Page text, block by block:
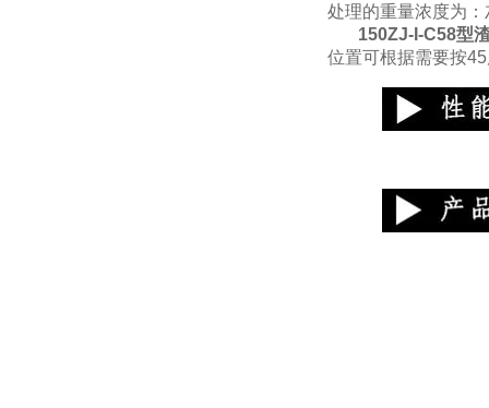
处理的重量浓度为
150ZJ-I-C58型
位置可根据需要按